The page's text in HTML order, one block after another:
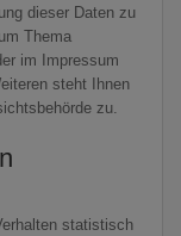
dieser Daten zu
Thema
im Impressum
steht Ihnen
zu.
statistisch